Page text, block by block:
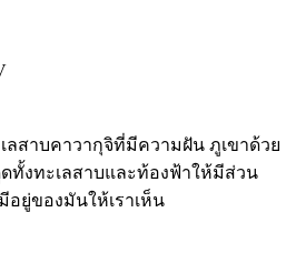
ลสาบคาวากุจิที่มีความฝัน ภูเขาด้วย
ทั้งทะเลสาบและท้องฟ้าให้มีส่วน
อยู่ของมันให้เราเห็น